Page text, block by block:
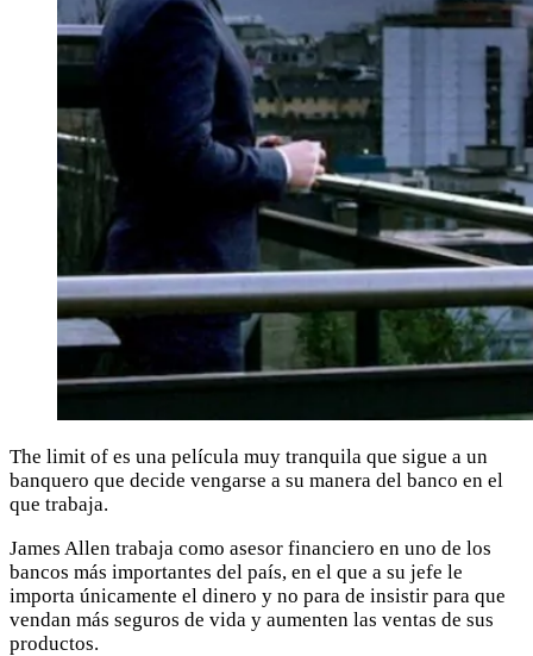
The limit of es una película muy tranquila que sigue a un
banquero que decide vengarse a su manera del banco en el
que trabaja.
James Allen trabaja como asesor financiero en uno de los
bancos más importantes del país, en el que a su jefe le
importa únicamente el dinero y no para de insistir para que
vendan más seguros de vida y aumenten las ventas de sus
productos.